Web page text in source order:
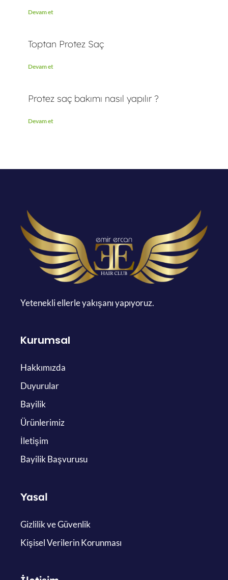
Devam et
Toptan Protez Saç
Devam et
Protez saç bakımı nasıl yapılır ?
Devam et
Yetenekli ellerle yakışanı yapıyoruz.
Kurumsal
Hakkımızda
Duyurular
Bayilik
Ürünlerimiz
İletişim
Bayilik Başvurusu
Yasal
Gizlilik ve Güvenlik
Kişisel Verilerin Korunması